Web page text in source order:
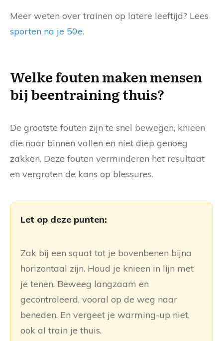
Meer weten over trainen op latere leeftijd? Lees
sporten na je 50e.
Welke fouten maken mensen
bij beentraining thuis?
De grootste fouten zijn te snel bewegen, knieen
die naar binnen vallen en niet diep genoeg
zakken. Deze fouten verminderen het resultaat
en vergroten de kans op blessures.
Let op deze punten:
Zak bij een squat tot je bovenbenen bijna
horizontaal zijn. Houd je knieen in lijn met
je tenen. Beweeg langzaam en
gecontroleerd, vooral op de weg naar
beneden. En vergeet je warming-up niet,
ook al train je thuis.